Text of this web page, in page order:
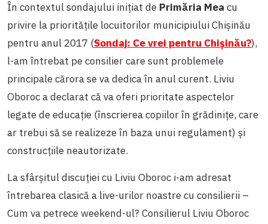
În contextul sondajului inițiat de Primăria Mea cu
privire la prioritățile locuitorilor municipiului Chișinău
pentru anul 2017 (Sondaj: Ce vrei pentru Chișinău?),
l-am întrebat pe consilier care sunt problemele
principale cărora se va dedica în anul curent. Liviu
Oboroc a declarat că va oferi prioritate aspectelor
legate de educație (înscrierea copiilor în grădinițe, care
ar trebui să se realizeze în baza unui regulament) și
construcțiile neautorizate.
La sfârșitul discuției cu Liviu Oboroc i-am adresat
întrebarea clasică a live-urilor noastre cu consilierii –
Cum va petrece weekend-ul? Consilierul Liviu Oboroc